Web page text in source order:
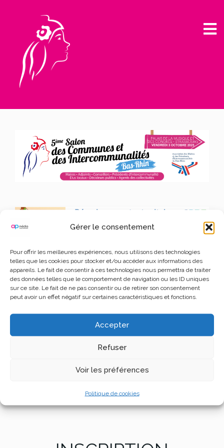
Gérer le consentement
Pour offrir les meilleures expériences, nous utilisons des technologies
telles que les cookies pour stocker et/ou accéder aux informations des
appareils. Le fait de consentir à ces technologies nous permettra de traiter
des données telles que le comportement de navigation ou les ID uniques
sur ce site. Le fait de ne pas consentir ou de retirer son consentement
peut avoir un effet négatif sur certaines caractéristiques et fonctions.
Accepter
Refuser
Voir les préférences
Politique de cookies
CONSULTER LA LISTE DES
CONSULTER LE PROGRAMME